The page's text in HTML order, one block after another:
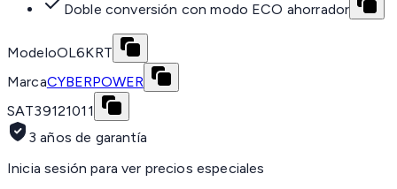
Doble conversión con modo ECO ahorrador
ModeloOL6KRT
MarcaCYBERPOWER
SAT39121011
3 años de garantía
Inicia sesión para ver precios especiales